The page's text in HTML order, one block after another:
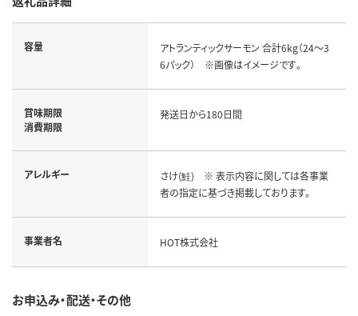
容量
アトランティックサーモン 合計6kg（24～3
6パック） ※画像はイメージです｡
賞味期限
消費期限
発送日から180日間
アレルギー
さけ(鮭) ※ 表示内容に関しては各事業
者の指定に基づき掲載しております。
事業者名 HOT株式会社
お申込み・配送・その他